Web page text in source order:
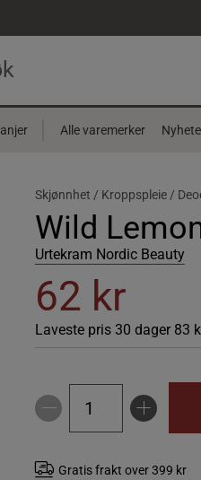
Alle varemerker
Skjønnhet / Kroppspleie /
Wild
Urtekram Nordic Beauty
62 kr
Laveste pris 30 dager 83
Gratis frakt over 399 kr